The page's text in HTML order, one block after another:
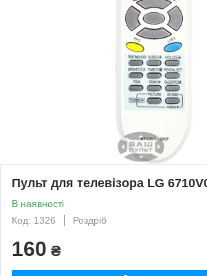
Пульт для телевізора LG
В наявності
Код: 1326
Роздріб
160 ₴